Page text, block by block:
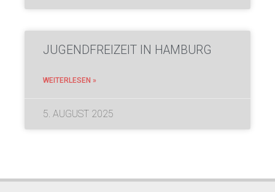
JUGENDFREIZEIT IN HAMBURG
WEITERLESEN »
5. AUGUST 2025